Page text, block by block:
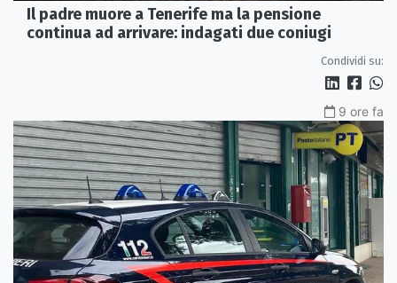
Il padre muore a Tenerife ma la pensione
continua ad arrivare: indagati due coniugi
Condividi su:
9 ore fa